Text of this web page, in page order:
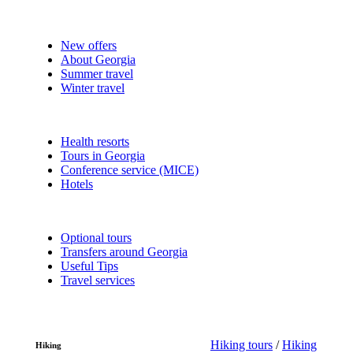
New offers
About Georgia
Summer travel
Winter travel
Health resorts
Tours in Georgia
Conference service (MICE)
Hotels
Optional tours
Transfers around Georgia
Useful Tips
Travel services
Hiking Hiking tours /Hiking